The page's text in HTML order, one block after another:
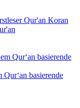
Koran
basierende